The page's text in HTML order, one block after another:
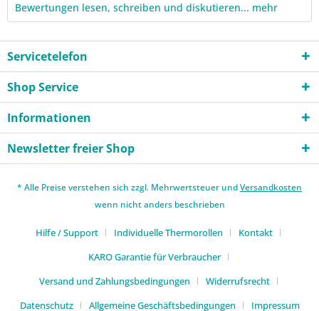
Bewertungen lesen, schreiben und diskutieren... mehr
Servicetelefon
Shop Service
Informationen
Newsletter freier Shop
* Alle Preise verstehen sich zzgl. Mehrwertsteuer undVersandkosten
wenn nicht anders beschrieben
Hilfe / Support Individuelle Thermorollen
Kontakt
KARO Garantie für Verbraucher
Versand und Zahlungsbedingungen
Widerrufsrecht
Datenschutz
Allgemeine Geschäftsbedingungen Impressum